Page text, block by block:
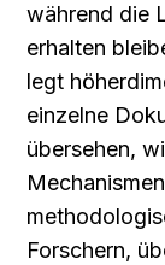
während die
erhalten
legt
einzelne
übersehen,
Forschern,